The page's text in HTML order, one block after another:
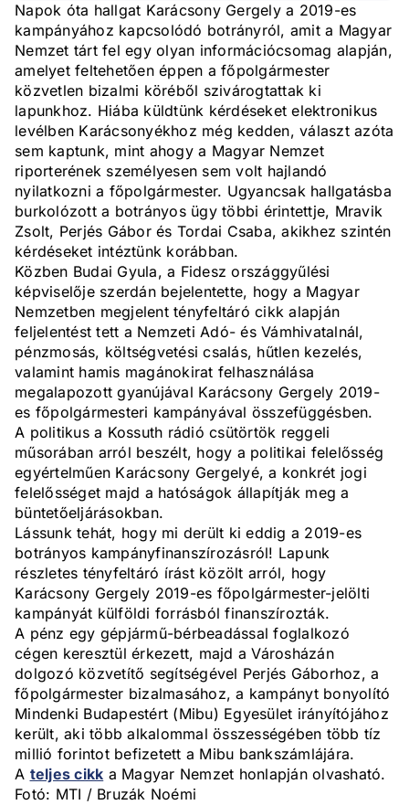
Napok óta hallgat Karácsony Gergely a 2019-es
kampányához kapcsolódó botrányról, amit a Magyar
Nemzet tárt fel egy olyan információcsomag alapján,
amelyet feltehetően éppen a főpolgármester
közvetlen bizalmi köréből szivárogtattak ki
lapunkhoz. Hiába küldtünk kérdéseket elektronikus
levélben Karácsonyékhoz még kedden, választ azóta
sem kaptunk, mint ahogy a Magyar Nemzet
riporterének személyesen sem volt hajlandó
nyilatkozni a főpolgármester. Ugyancsak hallgatásba
burkolózott a botrányos ügy többi érintettje, Mravik
Zsolt, Perjés Gábor és Tordai Csaba, akikhez szintén
kérdéseket intéztünk korábban.
Közben Budai Gyula, a Fidesz országgyűlési
képviselője szerdán bejelentette, hogy a Magyar
Nemzetben megjelent tényfeltáró cikk alapján
feljelentést tett a Nemzeti Adó- és Vámhivatalnál,
pénzmosás, költségvetési csalás, hűtlen kezelés,
valamint hamis magánokirat felhasználása
megalapozott gyanújával Karácsony Gergely 2019-
es főpolgármesteri kampányával összefüggésben.
A politikus a Kossuth rádió csütörtök reggeli
műsorában arról beszélt, hogy a politikai felelősség
egyértelműen Karácsony Gergelyé, a konkrét jogi
felelősséget majd a hatóságok állapítják meg a
büntetőeljárásokban.
Lássunk tehát, hogy mi derült ki eddig a 2019-es
botrányos kampányfinanszírozásról! Lapunk
részletes tényfeltáró írást közölt arról, hogy
Karácsony Gergely 2019-es főpolgármester-jelölti
kampányát külföldi forrásból finanszírozták.
A pénz egy gépjármű-bérbeadással foglalkozó
cégen keresztül érkezett, majd a Városházán
dolgozó közvetítő segítségével Perjés Gáborhoz, a
főpolgármester bizalmasához, a kampányt bonyolító
Mindenki Budapestért (Mibu) Egyesület irányítójához
került, aki több alkalommal összességében több tíz
millió forintot befizetett a Mibu bankszámlájára.
A teljes cikk a Magyar Nemzet honlapján olvasható.
Fotó: MTI / Bruzák Noémi